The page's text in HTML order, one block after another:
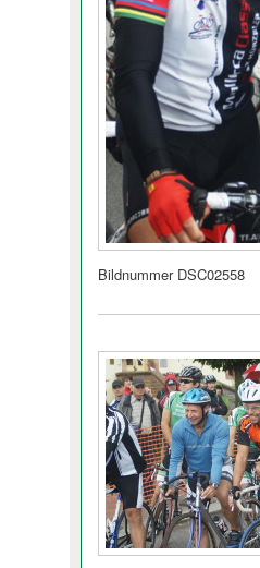
Bildnummer DSC02558